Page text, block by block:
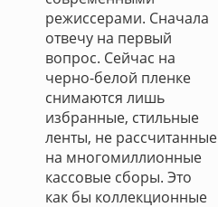
режиссерами. Сначала
отвечу на первый
вопрос. Сейчас на
черно-белой пленке
снимаются лишь
избранные, стильные
ленты, не рассчитанные
на многомиллионные
кассовые сборы. Это
как бы коллекционные